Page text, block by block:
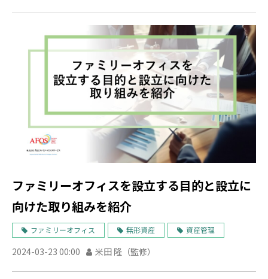
ファミリーオフィスを設立する目的と設立に
向けた取り組みを紹介
ファミリーオフィス 無形資産 資産管理
2024-03-23 00:00 米田 隆（監修）